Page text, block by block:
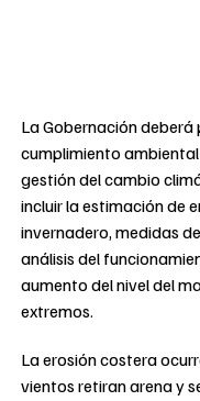
La Gobernación
cumplimiento
gestión del cambio
incluir la estimación de
invernadero, medidas
análisis del
aumento del nivel del
extremos.
La erosión costera
vientos retiran arena y